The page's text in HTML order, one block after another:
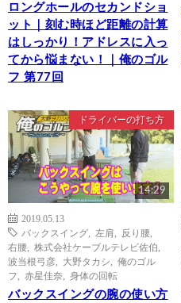
ロングホールのセカンドショ
ット｜刻む時ほど距離の計算
はしっかり！アドレスに入っ
てから悩まない！｜俺のゴル
フ 第77回
ドライバーの打ち方
14:29
2019.05.13
バックスイング
左肩 反り腰
右腰
株式会社ケーブルテレビ佐伯
波当根弓彦
大野タカシ
俺のゴル
フ
赤星佳奈 身体の回転
バックスイングの腕の使い方